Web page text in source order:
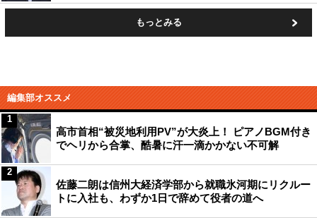
もっとみる
編集部オススメ
高市首相“被災地利用PV”が大炎上！ ピアノBGM付き
でヘリから合掌、酷暑に汗一滴かかない不可解
1
佐藤二朗は信州大経済学部から就職氷河期にリクルー
トに入社も、わずか1日で辞めて役者の道へ
2